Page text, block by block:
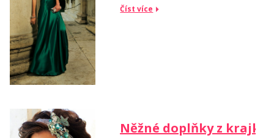
Číst více
Něžné doplňky z krajky